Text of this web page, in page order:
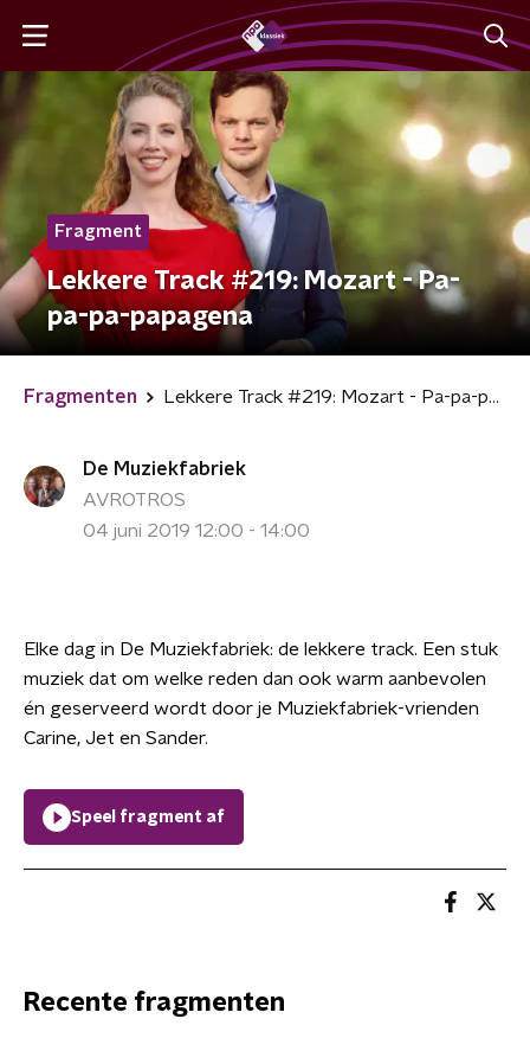
Fragment
Lekkere Track #219: Mozart - Pa-
pa-pa-papagena
Fragmenten Lekkere Track #219: Mozart - Pa-pa-pa-papagena
De Muziekfabriek
AVROTROS
04 juni 2019 12:00 - 14:00
Elke dag in De Muziekfabriek: de lekkere track. Een stuk
muziek dat om welke reden dan ook warm aanbevolen
én geserveerd wordt door je Muziekfabriek-vrienden
Carine, Jet en Sander.
Speel fragment af
Recente fragmenten